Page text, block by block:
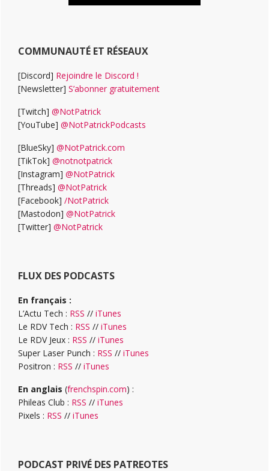
COMMUNAUTÉ ET RÉSEAUX
[Discord] Rejoindre le Discord !
[Newsletter] S’abonner gratuitement
[Twitch] @NotPatrick
[YouTube] @NotPatrickPodcasts
[BlueSky] @NotPatrick.com
[TikTok] @notnotpatrick
[Instagram] @NotPatrick
[Threads] @NotPatrick
[Facebook] /NotPatrick
[Mastodon] @NotPatrick
[Twitter] @NotPatrick
FLUX DES PODCASTS
En français :
L’Actu Tech : RSS // iTunes
Le RDV Tech : RSS // iTunes
Le RDV Jeux : RSS // iTunes
Super Laser Punch : RSS // iTunes
Positron : RSS // iTunes
En anglais (frenchspin.com) :
Phileas Club : RSS // iTunes
Pixels : RSS // iTunes
PODCAST PRIVÉ DES PATREOTES